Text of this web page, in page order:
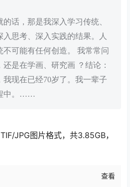
话，那是我深入学习传统、
思考、深入实践的结果。人
可能有任何创造。 我常常问
是在学画、研究画 ？结论：
现在已经70岁了。我一辈子
中。……
JPG图片格式，共3.85GB，
查看